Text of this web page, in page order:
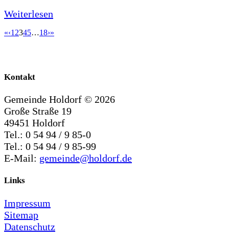
Weiterlesen
«‹1 2345…18›»
Kontakt
Gemeinde Holdorf © 2026
Große Straße 19
49451 Holdorf
Tel.: 0 54 94 / 9 85-0
Tel.: 0 54 94 / 9 85-99
E-Mail: gemeinde@holdorf.de
Links
Impressum
Sitemap
Datenschutz